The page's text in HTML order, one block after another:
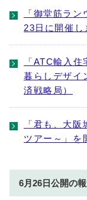
「御堂筋ラ
23日に開催し
「ATC輸入
暮らしデザイ
済戦略局）
「君も、大
ツアー～」を
6月26日公開の